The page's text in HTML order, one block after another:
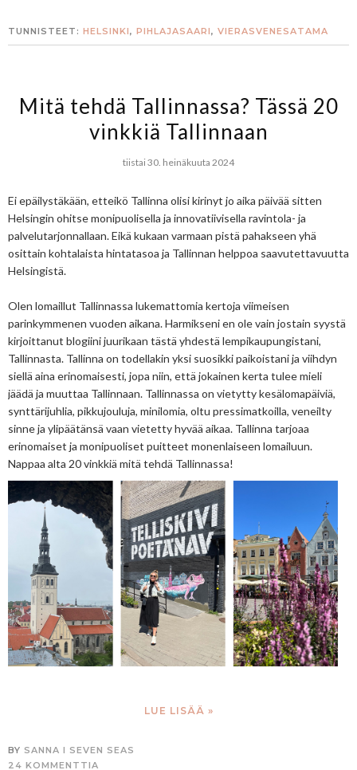
TUNNISTEET: HELSINKI, PIHLAJASAARI, VIERASVENESATAMA
Mitä tehdä Tallinnassa? Tässä 20
vinkkiä Tallinnaan
tiistai 30. heinäkuuta 2024
Ei epäilystäkään, etteikö Tallinna olisi kirinyt jo aika päivää sitten
Helsingin ohitse monipuolisella ja innovatiivisella ravintola- ja
palvelutarjonnallaan. Eikä kukaan varmaan pistä pahakseen yhä
osittain kohtalaista hintatasoa ja Tallinnan helppoa saavutettavuutta
Helsingistä.
Olen lomaillut Tallinnassa lukemattomia kertoja viimeisen
parinkymmenen vuoden aikana. Harmikseni en ole vain jostain syystä
kirjoittanut blogiini juurikaan tästä yhdestä lempikaupungistani,
Tallinnasta. Tallinna on todellakin yksi suosikki paikoistani ja viihdyn
siellä aina erinomaisesti, jopa niin, että jokainen kerta tulee mieli
jäädä ja muuttaa Tallinnaan. Tallinnassa on vietytty kesälomapäiviä,
synttärijuhlia, pikkujouluja, minilomia, oltu pressimatkoilla, veneilty
sinne ja ylipäätänsä vaan vietetty hyvää aikaa. Tallinna tarjoaa
erinomaiset ja monipuoliset puitteet monenlaiseen lomailuun.
Nappaa alta 20 vinkkiä mitä tehdä Tallinnassa!
LUE LISÄÄ »
BY SANNA I SEVEN SEAS
24 KOMMENTTIA